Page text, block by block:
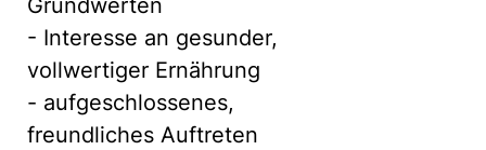
Grundwerten
- Interesse an gesunder,
vollwertiger Ernährung
- aufgeschlossenes,
freundliches Auftreten